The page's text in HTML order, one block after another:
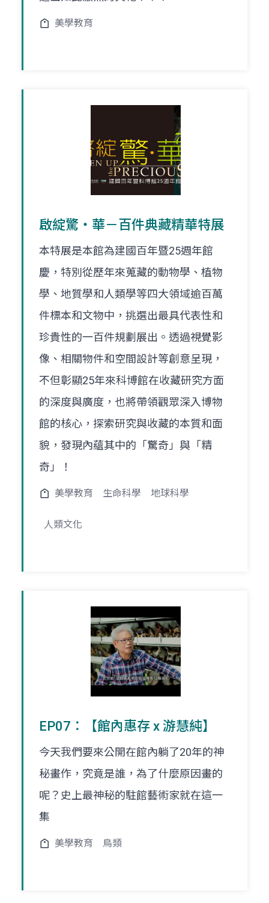
美學教育
啟綻驚‧華－百件典藏精華特展
本特展是本館為建國百年暨25週年館
慶，特別從歷年來蒐藏的動物學、植物
學、地質學和人類學等四大領域逾百萬
件標本和文物中，挑選出最具代表性和
珍貴性的一百件規劃展出。透過視覺影
像、相關物件和空間設計等創意呈現，
不但彰顯25年來科博館在收藏研究方面
的深度與廣度，也將帶領觀眾深入博物
館的核心，探索研究與收藏的本質和面
貌，發現內蘊其中的「驚奇」與「精
奇」！
美學教育 生命科學 地球科學
人類文化
EP07：【館內惠存 x 游慧純】
今天我們要來公開在館內躺了20年的神
秘畫作，究竟是誰，為了什麼原因畫的
呢？史上最神秘的駐館藝術家就在這一
集
美學教育 鳥類